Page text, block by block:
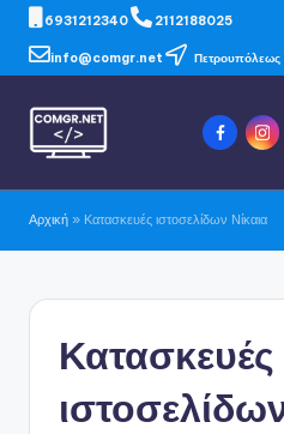
6931212340 2112188025
info@comgr.net Πετρουπόλεως
Αρχική » Κατασκευές ιστοσελίδων Νίκαια
Κατασκευές